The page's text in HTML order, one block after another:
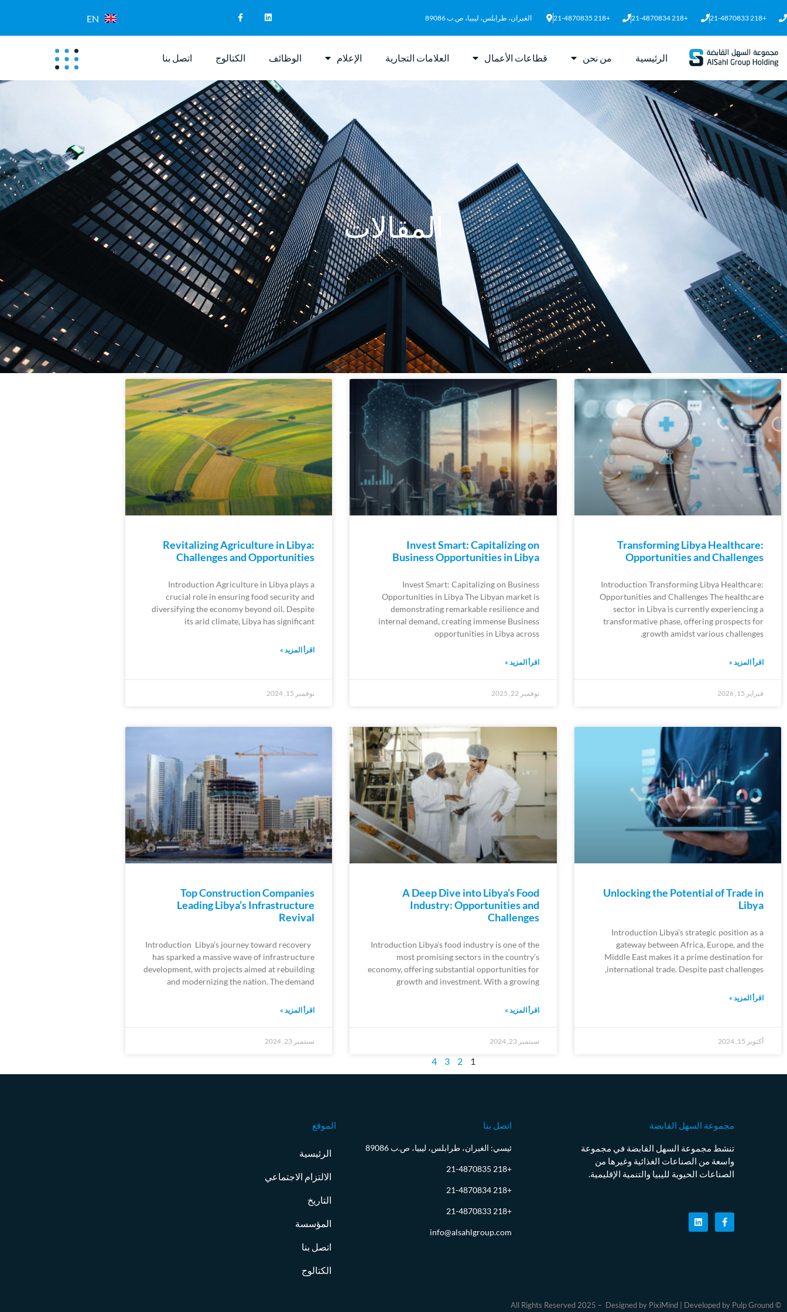
+218 21-4870833
+218 21-4870834
+218 21-4870835 الغيران، طرابلس، ليبيا، ص.ب 89086 EN
الرئيسية من نحن قطاعات الأعمال العلامات التجارية الإعلام الوظائف الكتالوج اتصل بنا
المقالات
Transforming Libya Healthcare:
Opportunities and Challenges
Introduction Transforming Libya Healthcare:
Opportunities and Challenges The healthcare
sector in Libya is currently experiencing a
transformative phase, offering prospects for
growth amidst various challenges.
اقرأ المزيد »
فبراير 15, 2026
Invest Smart: Capitalizing on
Business Opportunities in Libya
Invest Smart: Capitalizing on Business
Opportunities in Libya The Libyan market is
demonstrating remarkable resilience and
internal demand, creating immense Business
opportunities in Libya across
اقرأ المزيد »
نوفمبر 22, 2025
Revitalizing Agriculture in Libya:
Challenges and Opportunities
Introduction Agriculture in Libya plays a
crucial role in ensuring food security and
diversifying the economy beyond oil. Despite
its arid climate, Libya has significant
اقرأ المزيد »
نوفمبر 15, 2024
Unlocking the Potential of Trade in
Libya
Introduction Libya’s strategic position as a
gateway between Africa, Europe, and the
Middle East makes it a prime destination for
international trade. Despite past challenges,
اقرأ المزيد »
أكتوبر 15, 2024
A Deep Dive into Libya’s Food
Industry: Opportunities and
Challenges
Introduction Libya’s food industry is one of the
most promising sectors in the country’s
economy, offering substantial opportunities for
growth and investment. With a growing
اقرأ المزيد »
سبتمبر 23, 2024
Top Construction Companies
Leading Libya’s Infrastructure
Revival
Introduction Libya’s journey toward recovery
has sparked a massive wave of infrastructure
development, with projects aimed at rebuilding
and modernizing the nation. The demand
اقرأ المزيد »
سبتمبر 23, 2024
1
2
3
4
مجموعة السهل القابضة
تنشط مجموعة السهل القابضة في مجموعة
واسعة من الصناعات الغذائية وغيرها من
الصناعات الحيوية لليبيا والتنمية الإقليمية.
اتصل بنا
ئيسي: الغيران، طرابلس، ليبيا، ص.ب 89086
+218 21-4870835
+218 21-4870834
+218 21-4870833
info@alsahlgroup.com
الموقع
الرئيسية
الالتزام الاجتماعي
التاريخ
المؤسسة
اتصل بنا
الكتالوج
© All Rights Reserved 2025 – Designed by PixiMind | Developed by Pulp Ground